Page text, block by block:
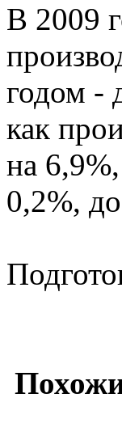
В 2009
годом -
как
на
0,2%,